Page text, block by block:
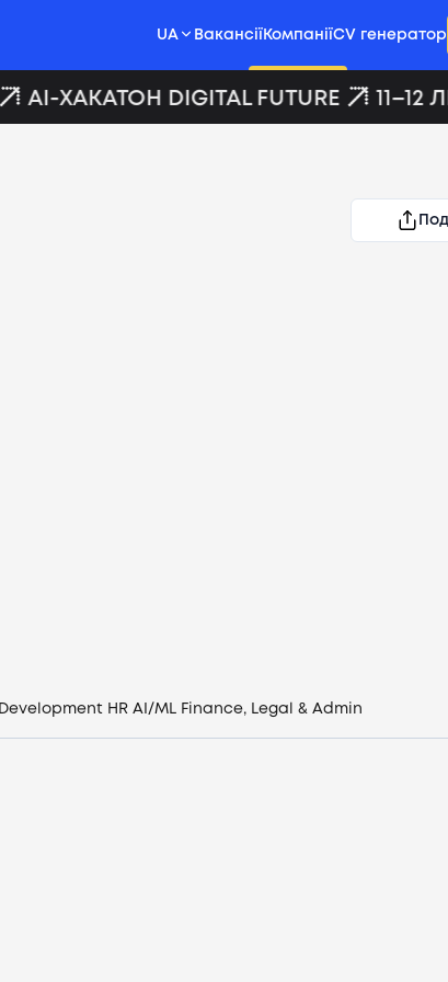
UA Вакансії КомпаніїCV генератор
AI-ХАКАТОН DIGITAL FUTURE 11–12
Development HR AI/ML Finance, Legal & Admin